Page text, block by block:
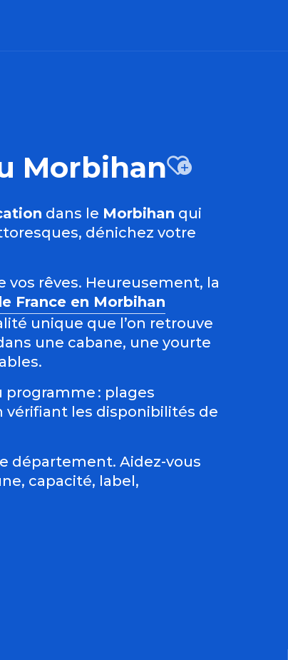
Morbihan
dans le Morbihan qui
dénichez votre
vos rêves. Heureusement, la
France en Morbihan
unique que l’on retrouve
une cabane, une yourte
programme : plages
vérifiant les disponibilités de
département. Aidez-vous
capacité, label,